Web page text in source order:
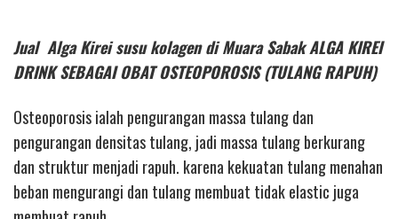
Jual Alga Kirei susu kolagen di Muara Sabak ALGA KIREI
DRINK SEBAGAI OBAT OSTEOPOROSIS (TULANG RAPUH)
Osteoporosis ialah pengurangan massa tulang dan
pengurangan densitas tulang, jadi massa tulang berkurang
dan struktur menjadi rapuh. karena kekuatan tulang menahan
beban mengurangi dan tulang membuat tidak elastic juga